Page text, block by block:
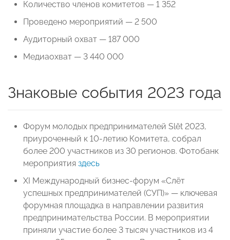
Количество членов комитетов — 1 352
Проведено мероприятий — 2 500
Аудиторный охват — 187 000
Медиаохват — 3 440 000
Знаковые события 2023 года
Форум молодых предпринимателей Slёt 2023,
приуроченный к 10-летию Комитета, собрал
более 200 участников из 30 регионов. Фотобанк
мероприятия здесь
XI Международный бизнес-форум «Слёт
успешных предпринимателей (СУП)» — ключевая
форумная площадка в направлении развития
предпринимательства России. В мероприятии
приняли участие более 3 тысяч участников из 4